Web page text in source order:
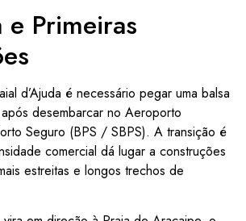
e Primeiras
d’Ajuda é necessário pegar uma balsa
desembarcar no Aeroporto
Seguro (BPS / SBPS). A transição é
comercial dá lugar a construções
estreitas e longos trechos de